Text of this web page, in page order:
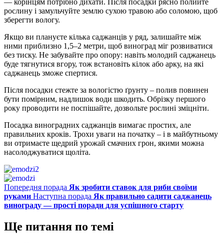
— корінцям потрібно дихати. Після посадки рясно полийте
рослину і замульчуйте землю сухою травою або соломою, щоб
зберегти вологу.
Якщо ви плануєте кілька саджанців у ряд, залишайте між
ними приблизно 1,5–2 метри, щоб виноград міг розвиватися
без тиску. Не забувайте про опору: навіть молодий саджанець
буде тягнутися вгору, тож встановіть кілок або арку, на які
саджанець зможе спертися.
Після посадки стежте за вологістю ґрунту – полив повинен
бути помірним, надлишок води шкодить. Обрізку першого
року проводити не поспішайте, дозвольте рослині зміцніти.
Посадка виноградних саджанців вимагає простих, але
правильних кроків. Трохи уваги на початку – і в майбутньому
ви отримаєте щедрий урожай смачних грон, якими можна
насолоджуватися щоліта.
Попередня порада Як зробити ставок для риби своїми
руками Наступна порада Як правильно садити саджанець
винограду — прості поради для успішного старту
Ще питання по темі